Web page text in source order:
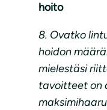
hoito
8. Ovatko
hoidon
mielestäsi
tavoitteet on